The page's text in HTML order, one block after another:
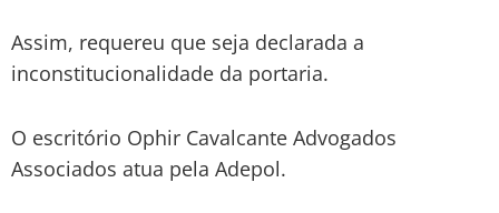
Assim, requereu que seja declarada a
inconstitucionalidade da portaria.
O escritório Ophir Cavalcante Advogados
Associados atua pela Adepol.